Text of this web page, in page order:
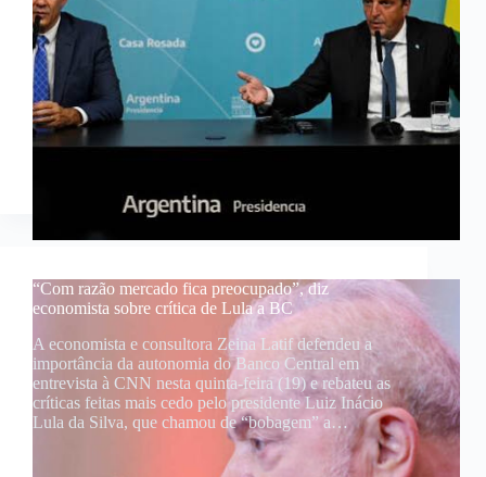
“Com razão mercado fica preocupado”, diz
economista sobre crítica de Lula a BC
A economista e consultora Zeina Latif defendeu a
importância da autonomia do Banco Central em
entrevista à CNN nesta quinta-feira (19) e rebateu as
críticas feitas mais cedo pelo presidente Luiz Inácio
Lula da Silva, que chamou de “bobagem” a…